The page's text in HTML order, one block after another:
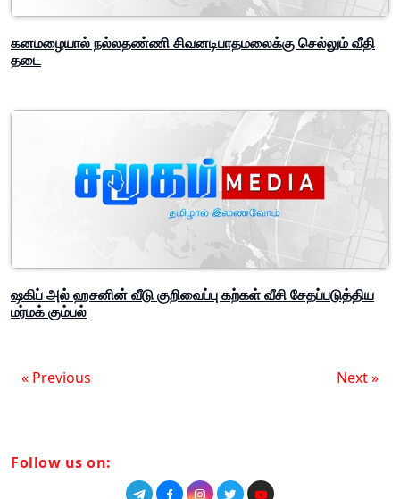
கனமழையால் நல்லதண்ணி சிவனடிபாதமலைக்கு செல்லும் வீதி
தடை
ஷகிப் அல் ஹசனின் வீடு குறிவைப்பு கற்கள் வீசி சேதப்படுத்திய
மர்மக் கும்பல்
« Previous Next »
Follow us on: